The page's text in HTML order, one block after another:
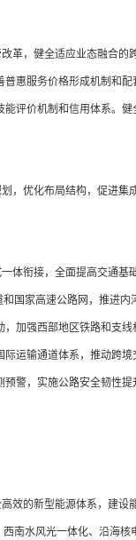
革，健全适应业态融合
惠服务价格形成机制和
评价机制和信用体系。
，优化布局结构，促进集
体衔接，全面提高交通
国家高速公路网，推进
加强西部地区铁路和支
运输通道体系，推动跨
警，实施公路安全韧性
效的新型能源体系，建
南水风光一体化、沿海